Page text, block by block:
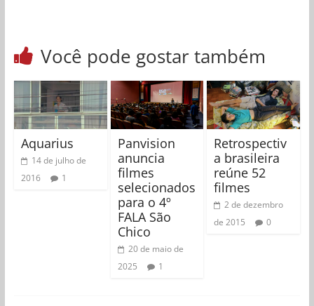
Você pode gostar também
Aquarius
14 de julho de
2016
1
Panvision
anuncia
filmes
selecionados
para o 4º
FALA São
Chico
20 de maio de
2025
1
Retrospectiv
a brasileira
reúne 52
filmes
2 de dezembro
de 2015
0